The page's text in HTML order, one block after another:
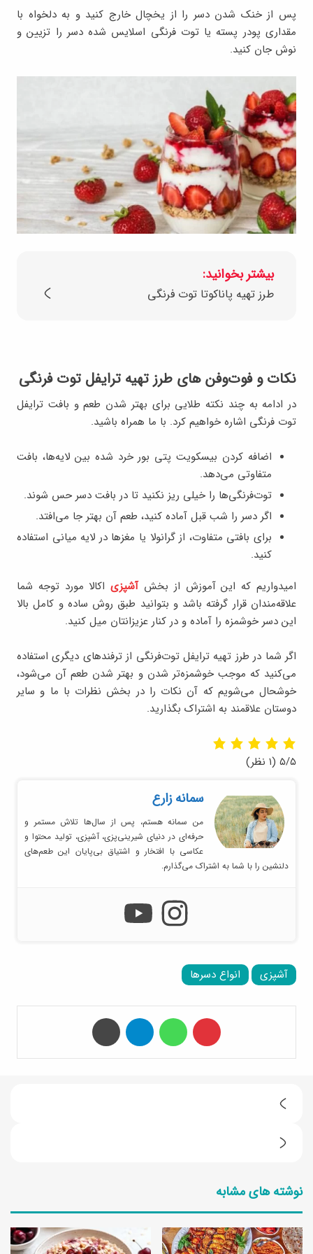
پس از خنک شدن دسر را از یخچال خارج کنید و به دلخواه با
مقداری پودر پسته یا توت فرنگی اسلایس شده دسر را تزیین و
نوش جان کنید.
بیشتر بخوانید:
طرز تهیه پاناکوتا توت فرنگی
نکات و فوت‌وفن‌ های طرز تهیه ترایفل توت‌ فرنگی
در ادامه به چند نکته طلایی برای بهتر شدن طعم و بافت ترایفل
توت‌ فرنگی اشاره خواهیم کرد. با ما همراه باشید.
اضافه کردن بیسکویت پتی بور خرد شده بین لایه‌ها، بافت
متفاوتی می‌دهد.
توت‌فرنگی‌ها را خیلی ریز نکنید تا در بافت دسر حس شوند.
اگر دسر را شب قبل آماده کنید، طعم آن بهتر جا می‌افتد.
برای بافتی متفاوت، از گرانولا یا مغزها در لایه میانی استفاده
کنید.
امیدواریم که این آموزش از بخشآشپزیاکالا مورد توجه شما
علاقه‌مندان قرار گرفته باشد و بتوانید طبق روش ساده و کامل بالا
این دسر خوشمزه را آماده و در کنار عزیزانتان میل کنید.
اگر شما در طرز تهیه ترایفل توت‌فرنگی از ترفندهای دیگری استفاده
می‌کنید که موجب خوشمزه‌تر شدن و بهتر شدن طعم آن می‌شود،
خوشحال می‌شویم که آن نکات را در بخش نظرات با ما و سایر
دوستان علاقمند به اشتراک بگذارید.
۵/۵ (۱ نظر)
سمانه زارع
من سمانه هستم، پس از سال‌ها تلاش مستمر و
حرفه‌ای در دنیای شیرینی‌پزی، آشپزی، تولید محتوا و
عکاسی با افتخار و اشتیاق بی‌پایان این طعم‌های
دلنشین را با شما به اشتراک می‌گذارم.
آشپزی انواع دسرها
ط
ز
ت
ه
ک
ا
نوشته های مشابه